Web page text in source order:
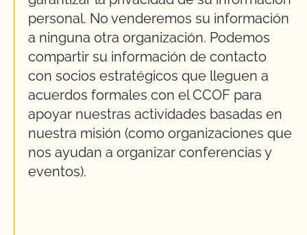
personal. No venderemos su información
a ninguna otra organización. Podemos
compartir su información de contacto
con socios estratégicos que lleguen a
acuerdos formales con el CCOF para
apoyar nuestras actividades basadas en
nuestra misión (como organizaciones que
nos ayudan a organizar conferencias y
eventos).